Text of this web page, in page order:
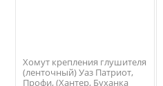
Хомут крепления глушителя
(ленточный) Уаз Патриот,
Профи, (Хантер, Буханка